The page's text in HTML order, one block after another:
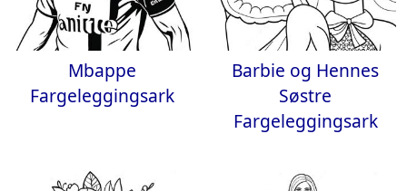
Mbappe
Fargeleggingsark
Barbie og Hennes
Søstre
Fargeleggingsark